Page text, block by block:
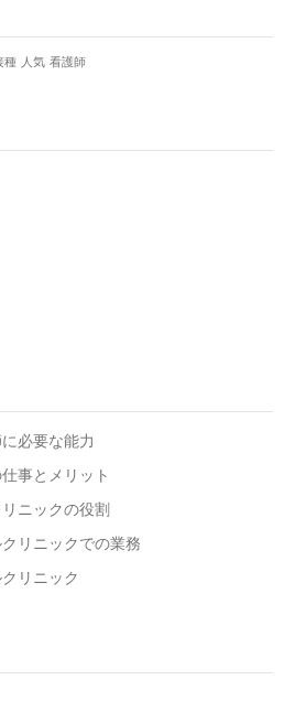
種 人気 看護師
必要な能力
事とメリット
ニックの役割
リニックでの業務
リニック